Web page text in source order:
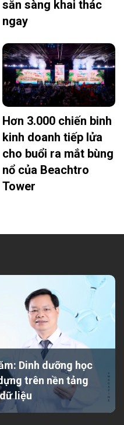
sẵn sàng khai thác
ngay
Hơn 3.000 chiến binh
kinh doanh tiếp lửa
cho buổi ra mắt bùng
nổ của Beachtro
Tower
Dinh dưỡng học
trên nền tảng
liệu